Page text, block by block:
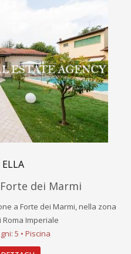
dei Marmi
a Forte dei Marmi, nella zona
Imperiale
5 • Piscina